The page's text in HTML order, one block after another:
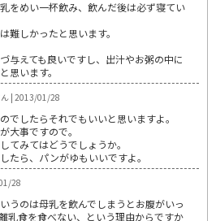
をめい一杯飲み、飲んだ後は必ず寝てい
難しかったと思います。
与えても良いですし、出汁やお粥の中に
思います。
| 2013/01/28
でしたらそれでもいいと思いますよ。
大事ですので。
てみてはどうでしょうか。
たら、パンがゆもいいですよ。
28
うのは母乳を飲んでしまうとお腹がいっ
乳食を食べない、という理由からですか